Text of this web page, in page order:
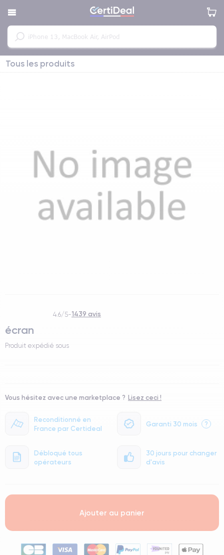
Tous les produits
4.6/5-1439 avis
écran
Produit expédié sous
Reconditionné en
France par Certideal
Garanti 30 mois ?
Débloqué tous
opérateurs
30 jours pour changer
d'avis
Vous hésitez avec une marketplace ? Lisez ceci !
Ajouter au panier